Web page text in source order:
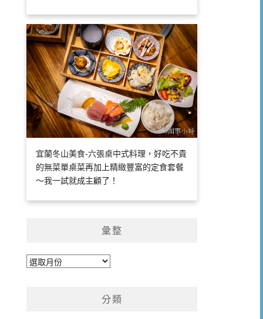
宜蘭冬山美食-六張桌中式料理，好吃不貴
的無菜單桌菜再加上精緻豐富的定食套餐
～我一試就成主顧了！
彙整
彙
分類